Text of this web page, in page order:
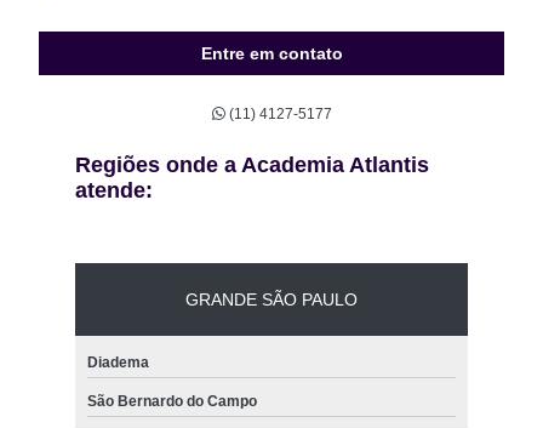
Entre em contato
(11) 4127-5177
Regiões onde a Academia Atlantis
atende:
GRANDE SÃO PAULO
Diadema
São Bernardo do Campo